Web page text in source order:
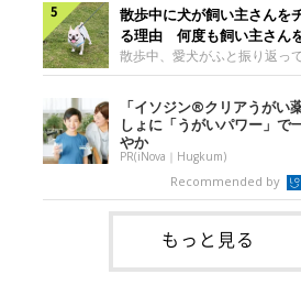
犬の散歩に行くときの注意点
きもち投稿写真ギャラリーー
散歩に行くときは、どのよう
をするとよい
と不安になることもあります
が急に走り回る理由や見極め
て、いぬのきもち獣医師相談
先生に伺いました。犬が急に
ラリー犬が突然走り回る行動
珍しいものではないと考えら
体にたまったエ
か？その様子に、愛犬が夏バ
るのか、元気がないのかなど
方もいるのではないかと思い
は、犬が寝てばかりいるとき
かを見極める方法はあるので
「犬の活動量が夏に減る理由
いて、いぬのきもち獣医師相
き先生に話を聞きました。Q.
動量が減る理由は？ いぬの
真ギャラリーーー夏に愛犬の
と感じる飼い主さんもいるよ
としてどのようなこ
散歩中に犬が飼い主さんを
る理由 何度も飼い主さん
のはなぜ？
散歩中、愛犬がふと振り返っ
の様子を確認する…そんな場
はありませんか？ 何度もチラ
ると、「何か気になることが
「ちゃんと歩けているかな」
ことがあるかもしれません。
がら飼い主さんを振り返るし
んな気持ちが隠れているので
回は、犬が散歩中に飼い主さ
理由や注意すべきサインの見
応のポイントなどについて、
獣医師相談室の原 駿太朗先生
「イソジン®クリアうがい
しょに「うがいパワー」で
やか
PR(iNova｜Hugkum)
Recommended by
もっと見る